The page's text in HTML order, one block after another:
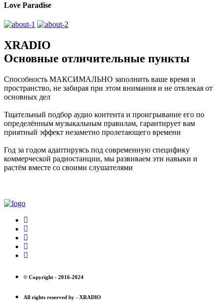
Love Paradise
XRADIO
Основные отличительные пункты
Способность МАКСИМАЛЬНО заполнить ваше время и
пространство, не забирая при этом внимания и не отвлекая от
основных дел
Тщательный подбор аудио контента и проигрывание его по
определённым музыкальным правилам, гарантирует вам
приятный эффект незаметно пролетающего времени
Год за годом адаптируясь под современную специфику
коммерческой радиостанции, мы развиваем эти навыки и
растём вместе со своими слушателями
© Copyright - 2016-2024
All rights reserved by - XRADIO